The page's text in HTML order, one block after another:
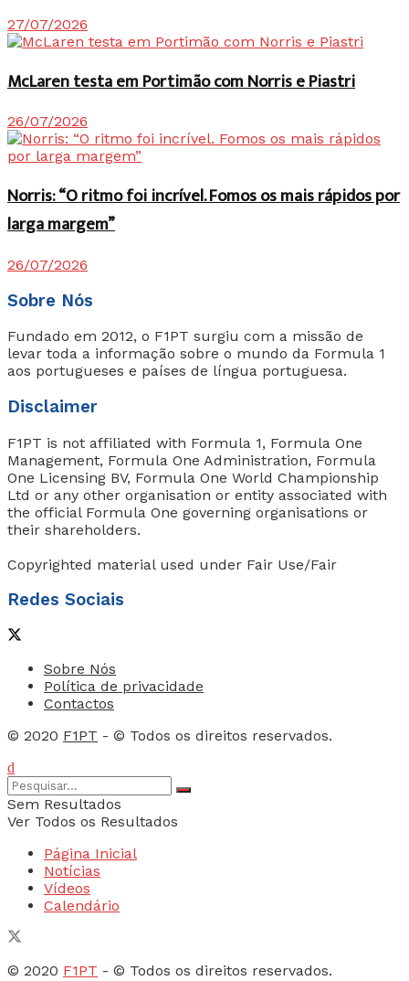
27/07/2026
McLaren testa em Portimão com Norris e Piastri
26/07/2026
Norris: “O ritmo foi incrível. Fomos os mais rápidos por
larga margem”
26/07/2026
Sobre Nós
Fundado em 2012, o F1PT surgiu com a missão de
levar toda a informação sobre o mundo da Formula 1
aos portugueses e países de língua portuguesa.
Disclaimer
F1PT is not affiliated with Formula 1, Formula One
Management, Formula One Administration, Formula
One Licensing BV, Formula One World Championship
Ltd or any other organisation or entity associated with
the official Formula One governing organisations or
their shareholders.
Copyrighted material used under Fair Use/Fair
Redes Sociais
Sobre Nós
Política de privacidade
Contactos
© 2020 F1PT - © Todos os direitos reservados.
Sem Resultados
Ver Todos os Resultados
Página Inicial
Notícias
Vídeos
Calendário
© 2020 F1PT - © Todos os direitos reservados.